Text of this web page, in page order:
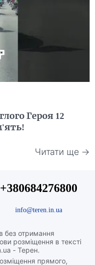
Героя 12
Читати ще →
без отримання
розміщення в тексті
- Терен.
прямого,
+380684276800
info@teren.in.ua